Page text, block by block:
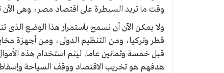
وقت ما تريد السيطرة على اقتصاد مصر، وهى
ولا يمكن الآن أن نسمح باستمرار هذا الوضع الذى
قطر وتركيا، ومن التنظيم الدولى، ومن أجهزة
قبل خمسة وثمانين عاما. ليتم استخدام هذه
هدفهم هو تخريب الاقتصاد ووقف السياحة